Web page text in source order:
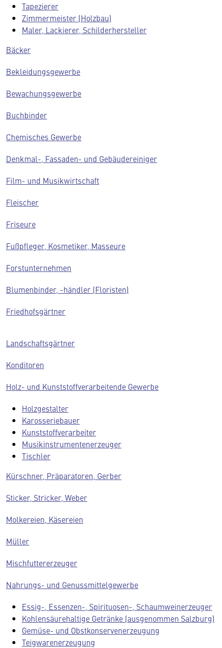
Tapezierer
Zimmermeister (Holzbau)
Maler, Lackierer, Schilderhersteller
Bäcker
Bekleidungsgewerbe
Bewachungsgewerbe
Buchbinder
Chemisches Gewerbe
Denkmal-, Fassaden- und Gebäudereiniger
Film- und Musikwirtschaft
Fleischer
Friseure
Fußpfleger, Kosmetiker, Masseure
Forstunternehmen
Blumenbinder, -händler (Floristen)
Friedhofsgärtner
Landschaftsgärtner
Konditoren
Holz- und Kunststoffverarbeitende Gewerbe
Holzgestalter
Karosseriebauer
Kunststoffverarbeiter
Musikinstrumentenerzeuger
Tischler
Kürschner, Präparatoren, Gerber
Sticker, Stricker, Weber
Molkereien, Käsereien
Müller
Mischfuttererzeuger
Nahrungs- und Genussmittelgewerbe
Essig-, Essenzen-, Spirituosen-, Schaumweinerzeuger
Kohlensäurehaltige Getränke (ausgenommen Salzburg)
Gemüse- und Obstkonservenerzeugung
Teigwarenerzeugung